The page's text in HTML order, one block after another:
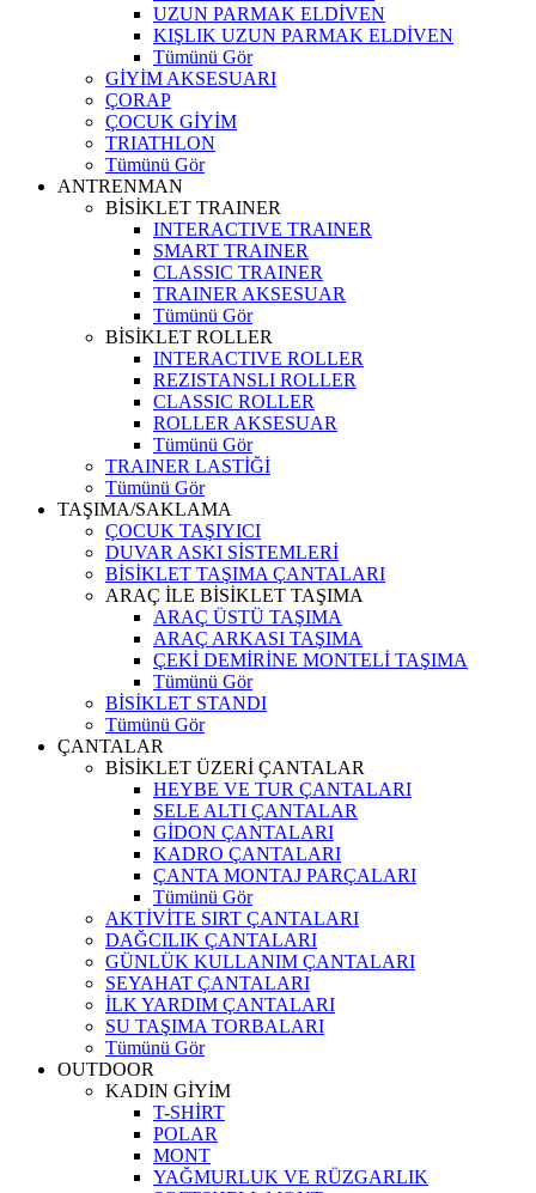
UZUN PARMAK ELDİVEN
KIŞLIK UZUN PARMAK ELDİVEN
Tümünü Gör
GİYİM AKSESUARI
ÇORAP
ÇOCUK GİYİM
TRIATHLON
Tümünü Gör
ANTRENMAN
BİSİKLET TRAINER
INTERACTIVE TRAINER
SMART TRAINER
CLASSIC TRAINER
TRAINER AKSESUAR
Tümünü Gör
BİSİKLET ROLLER
INTERACTIVE ROLLER
REZISTANSLI ROLLER
CLASSIC ROLLER
ROLLER AKSESUAR
Tümünü Gör
TRAINER LASTİĞİ
Tümünü Gör
TAŞIMA/SAKLAMA
ÇOCUK TAŞIYICI
DUVAR ASKI SİSTEMLERİ
BİSİKLET TAŞIMA ÇANTALARI
ARAÇ İLE BİSİKLET TAŞIMA
ARAÇ ÜSTÜ TAŞIMA
ARAÇ ARKASI TAŞIMA
ÇEKİ DEMİRİNE MONTELİ TAŞIMA
Tümünü Gör
BİSİKLET STANDI
Tümünü Gör
ÇANTALAR
BİSİKLET ÜZERİ ÇANTALAR
HEYBE VE TUR ÇANTALARI
SELE ALTI ÇANTALAR
GİDON ÇANTALARI
KADRO ÇANTALARI
ÇANTA MONTAJ PARÇALARI
Tümünü Gör
AKTİVİTE SIRT ÇANTALARI
DAĞCILIK ÇANTALARI
GÜNLÜK KULLANIM ÇANTALARI
SEYAHAT ÇANTALARI
İLK YARDIM ÇANTALARI
SU TAŞIMA TORBALARI
Tümünü Gör
OUTDOOR
KADIN GİYİM
T-SHİRT
POLAR
MONT
YAĞMURLUK VE RÜZGARLIK